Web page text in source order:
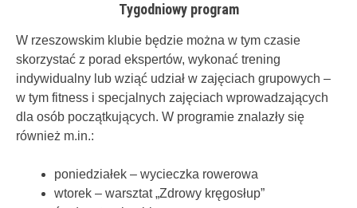
Tygodniowy program
W rzeszowskim klubie będzie można w tym czasie
skorzystać z porad ekspertów, wykonać trening
indywidualny lub wziąć udział w zajęciach grupowych –
w tym fitness i specjalnych zajęciach wprowadzających
dla osób początkujących. W programie znalazły się
również m.in.:
poniedziałek – wycieczka rowerowa
wtorek – warsztat „Zdrowy kręgosłup”